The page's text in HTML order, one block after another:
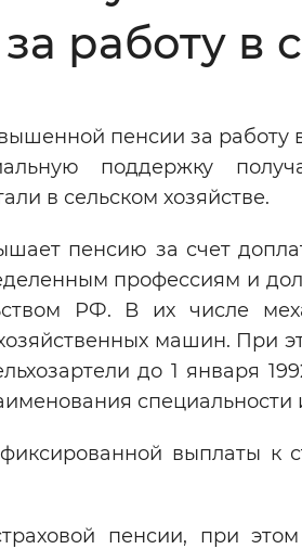
монохромный
работу в
пенсии за работу
поддержку
в сельском хозяйстве.
пенсию за счет
профессиям и
РФ. В их числе
машин. При
до 1 января
выплаты к
пенсии, при этом